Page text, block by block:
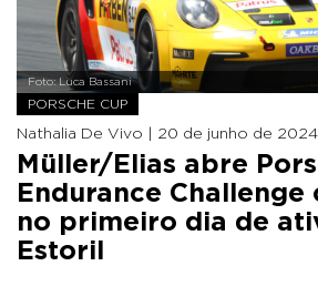
Foto: Luca Bassani
PORSCHE CUP
Nathalia De Vivo | 20 de junho de 2024
Müller/Elias abre
Endurance Challenge
no primeiro dia de
Estoril